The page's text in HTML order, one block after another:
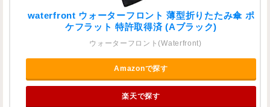
waterfront ウォーターフロント 薄型折りたたみ傘 ポ
ケフラット 特許取得済 (Aブラック)
ウォーターフロント(Waterfront)
Amazonで探す
楽天で探す